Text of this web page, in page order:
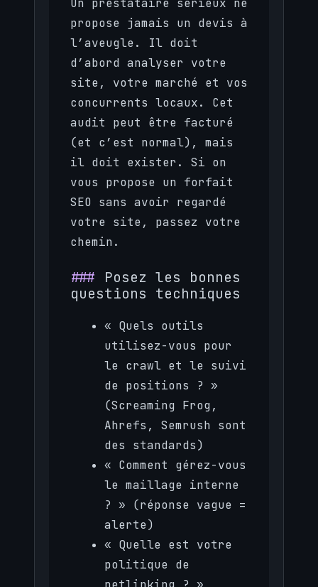
propose jamais un devis à
l’aveugle. Il doit
d’abord analyser votre
site, votre marché et vos
concurrents locaux. Cet
audit peut être facturé
(et c’est normal), mais
il doit exister. Si on
vous propose un forfait
SEO sans avoir regardé
votre site, passez votre
chemin.
Posez les bonnes
questions techniques
« Quels outils
utilisez-vous pour
le crawl et le suivi
de positions ? »
(Screaming Frog,
Ahrefs, Semrush sont
des standards)
« Comment gérez-vous
le maillage interne
? » (réponse vague =
alerte)
« Quelle est votre
politique de